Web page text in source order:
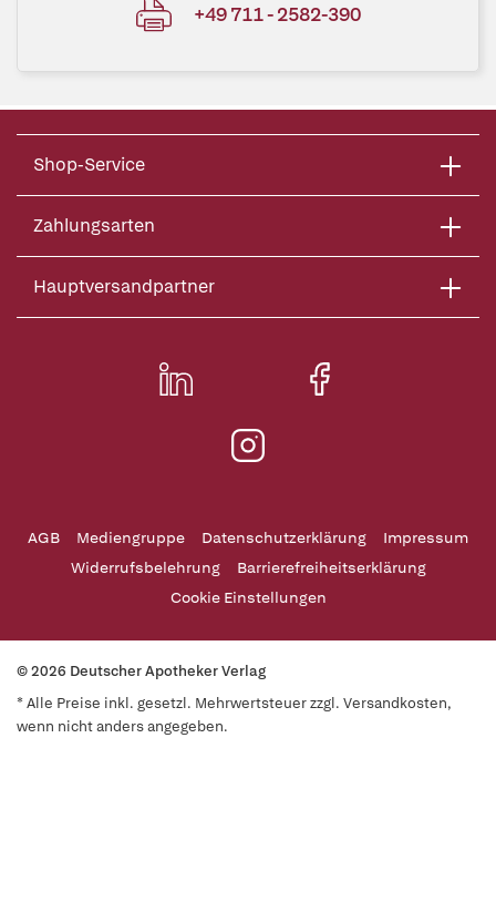
+49 711 - 2582-390
Shop-Service
Zahlungsarten
Hauptversandpartner
AGB Mediengruppe Datenschutzerklärung
Impressum
Widerrufsbelehrung
Barrierefreiheitserklärung
Cookie Einstellungen
© 2026 Deutscher Apotheker Verlag
* Alle Preise inkl. gesetzl. Mehrwertsteuer zzgl. Versandkosten,
wenn nicht anders angegeben.